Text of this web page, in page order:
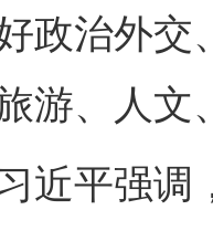
政治外交
游、人文
平强调，